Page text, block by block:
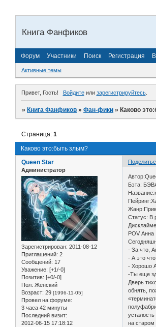
Книга Фанфиков
Форум Участники Поиск Регистрация
Активные темы
Привет, Гость! Войдитеили зарегистрируйтесь.
»Книга Фанфиков »Фан-фики »Каково
Каково это:быть злым?
Страница:1
Queen Star
Администратор
Зарегистрирован: 2011-08-12
Приглашений: 2
Сообщений: 17
Уважение: [+1/-0]
Позитив: [+0/-0]
Пол: Женский
Возраст: 29 [1996-11-05]
Провел на форуме:
3 часа 42 минуты
Последний визит:
2012-06-15 17:18:12
Бэта:
Статус: В
POV Анна
- За что,
- А это
- Хорошо
-Ты еще
Дверь
обнять,
на старом